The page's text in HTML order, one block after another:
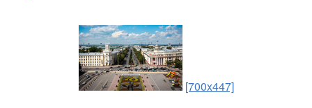
[700x447]